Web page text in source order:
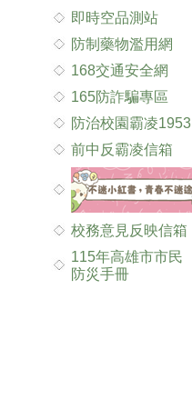
即時空品測站
防制藥物濫用網
168交通安全網
165防詐騙專區
防治校園霸凌1953
前中反霸凌信箱
校務意見反映信箱
115年高雄市市民
防災手冊